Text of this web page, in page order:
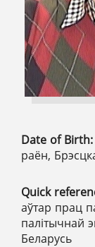
Date of Birth:
раён,
Quick
аўтар прац
палітычнай
Беларусь